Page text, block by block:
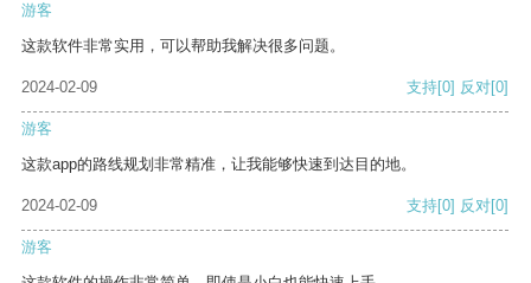
游客
这款软件非常实用，可以帮助我解决很多问题。
2024-02-09 支持[0] 反对[0]
游客
这款app的路线规划非常精准，让我能够快速到达目的地。
2024-02-09 支持[0] 反对[0]
游客